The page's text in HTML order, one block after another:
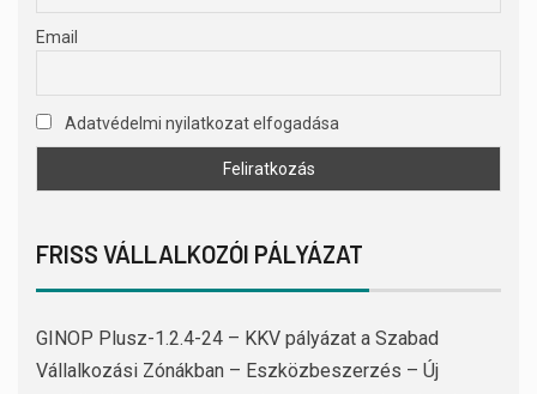
Email
Adatvédelmi nyilatkozat elfogadása
FRISS VÁLLALKOZÓI PÁLYÁZAT
GINOP Plusz-1.2.4-24 – KKV pályázat a Szabad
Vállalkozási Zónákban – Eszközbeszerzés – Új